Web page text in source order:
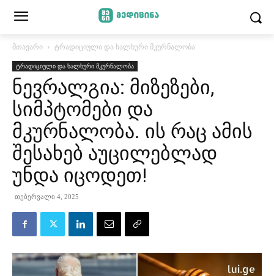
მთავარი ტრადიციული და ხალხური მკურნალობა
ტრადიციული და ხალხური მკურნალობა
ნევრალგია: მიზეზები,
სიმპტომები და
მკურნალობა. ის რაც ამის
შესახებ აუცილებლად
უნდა იცოდეთ!
თებერვალი 4, 2025